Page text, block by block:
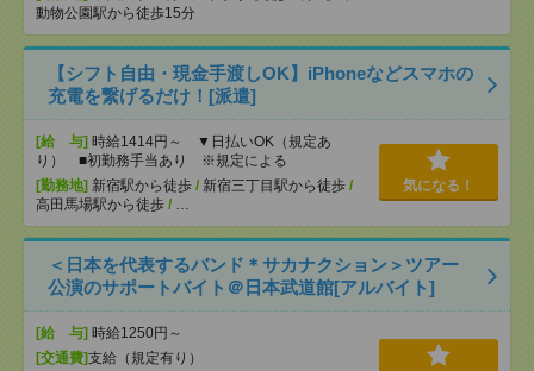
動物公園駅から徒歩15分
【シフト自由・現金手渡しOK】iPhoneなどスマホの
充電を繋げるだけ！[派遣]
[給 与] 時給1414円～ ▼日払いOK（規定あ
り） ■初勤務手当あり ※規定による
[勤務地] 新宿駅から徒歩 / 新宿三丁目駅から徒歩 /
高田馬場駅から徒歩 / …
気になる！
＜日本を代表するバンド＊サカナクション＞ツアー
公演のサポートバイト＠日本武道館[アルバイト]
[給 与] 時給1250円～
[交通費]支給（規定有り）